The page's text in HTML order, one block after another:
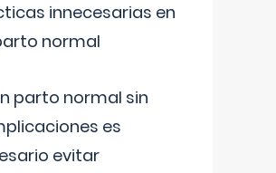
innecesarias en
normal
parto normal sin
es
evitar